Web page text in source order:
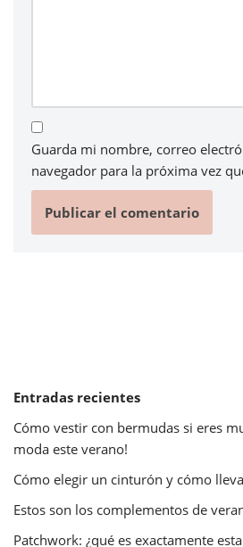
Guarda mi nombre, correo
navegador para la próxima vez
Entradas recientes
Cómo vestir con bermudas si eres
moda este verano!
Cómo elegir un cinturón y cómo
Estos son los complementos de
Patchwork: ¿qué es exactamente